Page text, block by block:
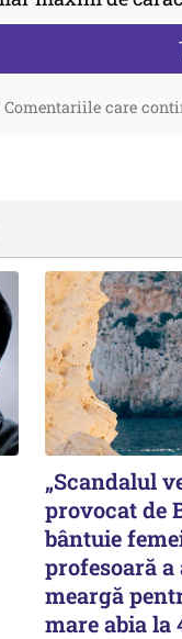
Comentariile care
„Scandalul
provocat de
bântuie
profesoară
meargă
mare abia la